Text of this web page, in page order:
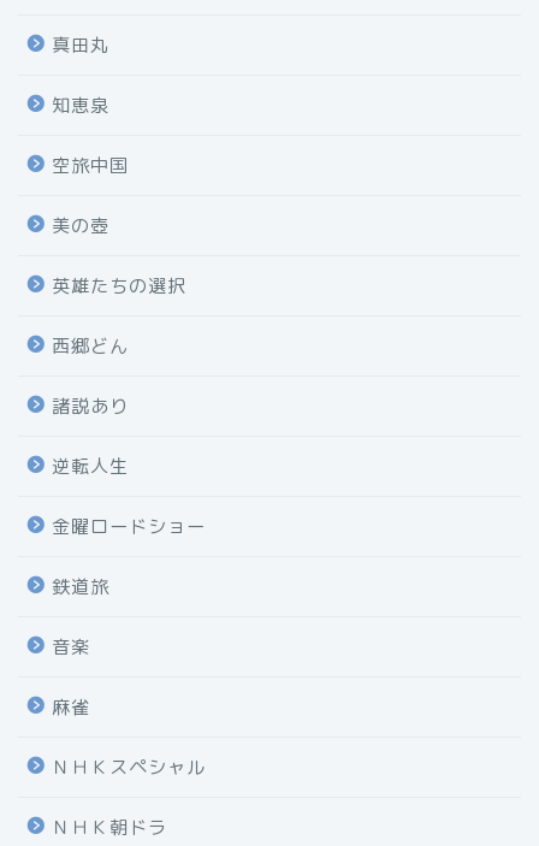
真田丸
知恵泉
空旅中国
美の壺
英雄たちの選択
西郷どん
諸説あり
逆転人生
金曜ロードショー
鉄道旅
音楽
麻雀
ＮＨＫスペシャル
ＮＨＫ朝ドラ